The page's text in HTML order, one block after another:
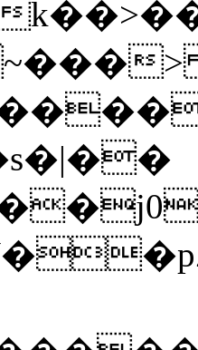
~���